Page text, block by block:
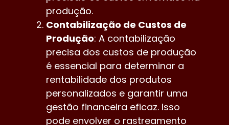
produção.
Contabilização de Custos de
Produção: A contabilização
precisa dos custos de produção
é essencial para determinar a
rentabilidade dos produtos
personalizados e garantir uma
gestão financeira eficaz. Isso
pode envolver o rastreamento